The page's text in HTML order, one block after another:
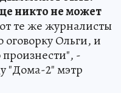
никто не может
те же журналисты
оговорку Ольги, и
-
"Дома-2" мэтр